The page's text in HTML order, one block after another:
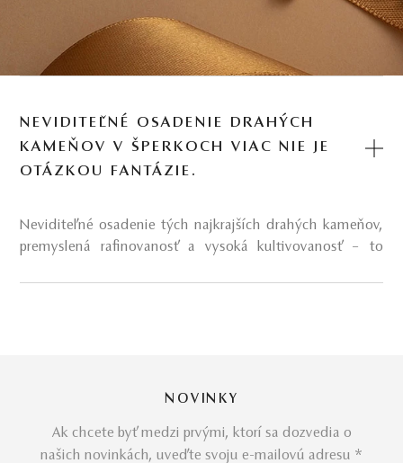
NEVIDITEĽNÉ OSADENIE DRAHÝCH
KAMEŇOV V ŠPERKOCH VIAC NIE JE
OTÁZKOU FANTÁZIE.
Neviditeľné osadenie tých najkrajších drahých kameňov,
premyslená rafinovanosť a vysoká kultivovanosť – to
nenahraditeľný, znamená byť jedinečný“, pričom vôbec
netušila, že práve táto vizionárska myšlienka zapustí
korene pri zrode jedinečnej kolekcie šperkov Invisible line.
NOVINKY
Ak chcete byť medzi prvými, ktorí sa dozvedia o
našich novinkách, uveďte svoju e-mailovú adresu *